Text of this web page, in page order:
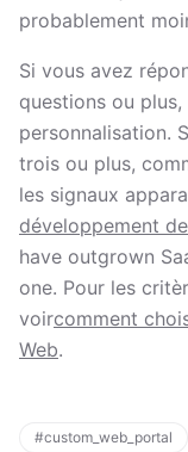
probablement
Si vous avez
questions ou
personnalisation.
trois ou plus,
les signaux
développement
have outgrown
one. Pour les
voircomment
Web.
#custom_web_portal